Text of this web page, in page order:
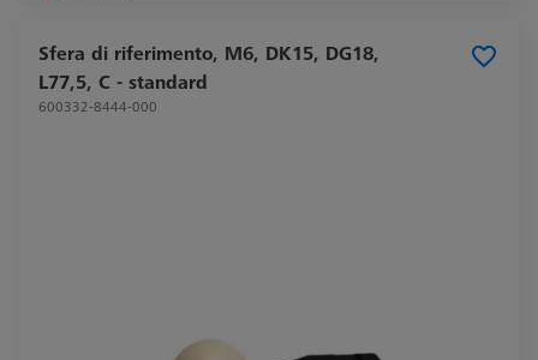
Sfera di riferimento, M6, DK15, DG18,
L77,5, C - standard
600332-8444-000